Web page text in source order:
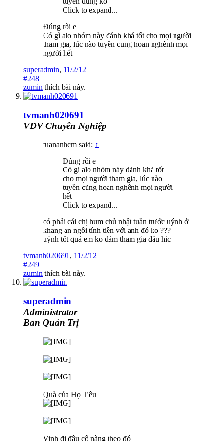
Click to expand...
Đúng rồi e
Có gì alo nhóm này đánh khá tốt cho mọi người
tham gia, lúc nào tuyền cũng hoan nghênh mọi
người hết
superadmin, 11/2/12
#248
zumin thích bài này.
tvmanh020691
VĐV Chuyên Nghiệp
tuananhcm said: ↑
Đúng rồi e
Có gì alo nhóm này đánh khá tốt
cho mọi người tham gia, lúc nào
tuyền cũng hoan nghênh mọi người
hết
Click to expand...
có phải cái chị hum chủ nhật tuần trước uýnh ở
khang an ngồi tính tiền với anh đó ko ???
uýnh tốt quá em ko dám tham gia đâu hic
tvmanh020691 , 11/2/12
#249
zumin thích bài này.
superadmin
Administrator
Ban Quản Trị
Quà của Họ Tiêu
Vinh đi đâu cô nàng theo đó